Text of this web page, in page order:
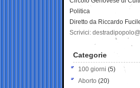
Politica
Diretto da Riccardo
Scrivici:
Categorie
100 giorni (5)
Aborto (20)